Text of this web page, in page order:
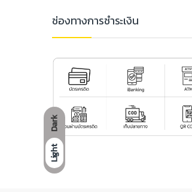
Dark
Light
ช่องทางการชำระเงิน